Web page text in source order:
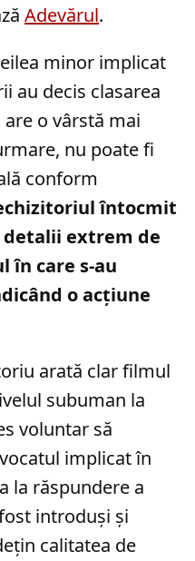
Adevărul.
minor implicat
au decis clasarea
are o vârstă mai
nu poate fi
conform
întocmit
extrem de
în care s-au
o acțiune
arată clar filmul
subuman la
voluntar să
implicat în
la răspundere a
introduși și
calitatea de